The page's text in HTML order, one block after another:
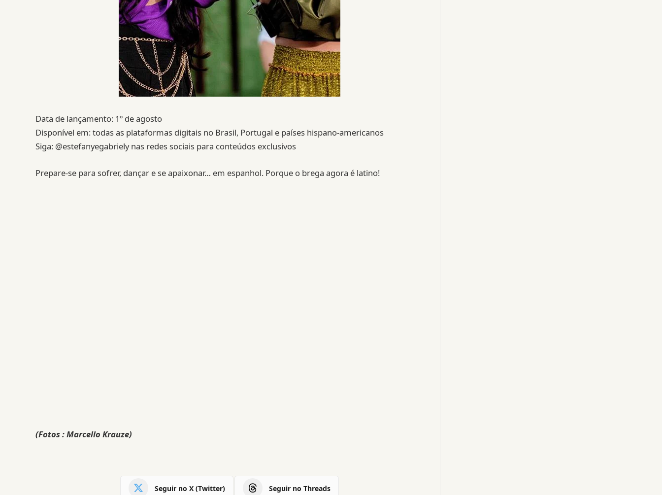
Data de lançamento: 1º de agosto
Disponível em: todas as plataformas digitais no Brasil, Portugal e países hispano-americanos
Siga: @estefanyegabriely nas redes sociais para conteúdos exclusivos
Prepare-se para sofrer, dançar e se apaixonar… em espanhol. Porque o brega agora é latino!
(Fotos : Marcello Krauze)
Seguir no X (Twitter) Seguir no Threads